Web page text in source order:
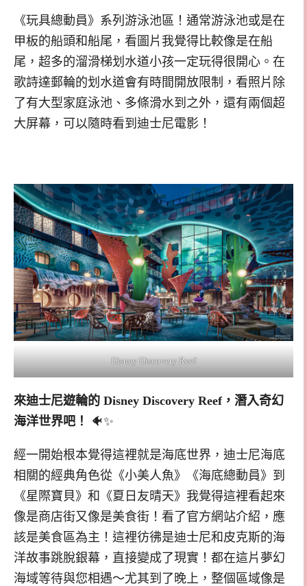
《玩具總動員》系列游泳池區！通常游泳池或是在
甲板的船頭和船尾，看圖片我覺得比較像是在船
尾，超多的溜滑梯划水道小孩一定玩得很開心。在
歌詩達郵輪的划水道會有時間開放限制，看照片除
了有大型家庭泳池、多條滑水到之外，還有兩個超
大屏幕，可以隨時看到迪士尼電影！
Disney Discovery Reef
來迪士尼遊輪的 Disney Discovery Reef，潛入奇幻
海洋世界吧！
🐠✨
經一開始根本覺得這裡就是海底世界，迪士尼海底
相關的經典角色從《小美人魚》《海底總動員》到
《星際寶貝》和《夏日友晴天》我覺得這裡看起來
像是商店街又像是美食街！看了官方網站介紹，應
該是美食區為主！這裡彷彿是迪士尼和皮克斯的海
洋故事跳脫銀幕，直接變成了現實！都在這片夢幻
海域等待與您相遇～尤其到了晚上，整個區域像是